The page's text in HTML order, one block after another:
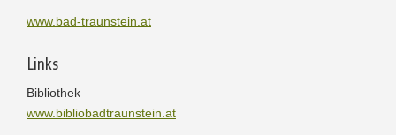
www.bad-traunstein.at
Links
Bibliothek
www.bibliobadtraunstein.at